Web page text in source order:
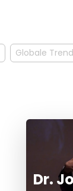
Globale
Dr.